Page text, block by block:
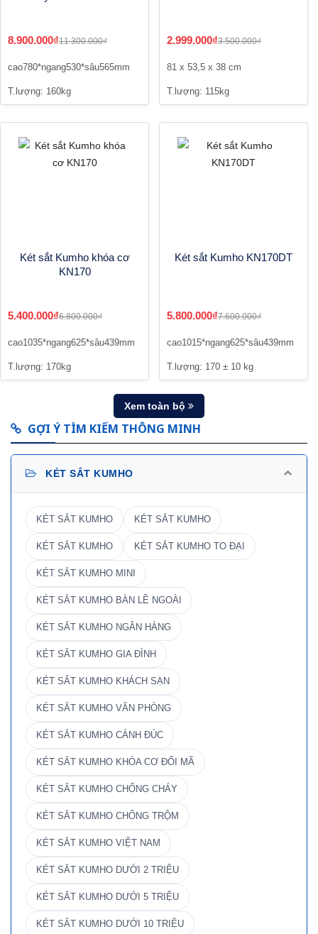
8.900.000₫11.300.000₫
cao780*ngang530*sâu565mm
T.lượng: 160kg
2.999.000₫3.500.000₫
81 x 53,5 x 38 cm
T.lượng: 115kg
Két sắt Kumho khóa cơ
KN170
5.400.000₫6.800.000₫
cao1035*ngang625*sâu439mm
T.lượng: 170kg
Két sắt Kumho KN170DT
5.800.000₫7.600.000₫
cao1015*ngang625*sâu439mm
T.lượng: 170 ± 10 kg
Xem toàn bộ
GỢI Ý TÌM KIẾM THÔNG MINH
KÉT SẮT KUMHO
KÉT SẮT KUMHO KÉT SẮT KUMHO
KÉT SẮT KUMHO KÉT SẮT KUMHO TO ĐẠI
KÉT SẮT KUMHO MINI
KÉT SẮT KUMHO BÀN LỀ NGOÀI
KÉT SẮT KUMHO NGÂN HÀNG
KÉT SẮT KUMHO GIA ĐÌNH
KÉT SẮT KUMHO KHÁCH SẠN
KÉT SẮT KUMHO VĂN PHÒNG
KÉT SẮT KUMHO CÁNH ĐÚC
KÉT SẮT KUMHO KHÓA CƠ ĐỔI MÃ
KÉT SẮT KUMHO CHỐNG CHÁY
KÉT SẮT KUMHO CHỐNG TRỘM
KÉT SẮT KUMHO VIỆT NAM
KÉT SẮT KUMHO DƯỚI 2 TRIỆU
KÉT SẮT KUMHO DƯỚI 5 TRIỆU
KÉT SẮT KUMHO DƯỚI 10 TRIỆU